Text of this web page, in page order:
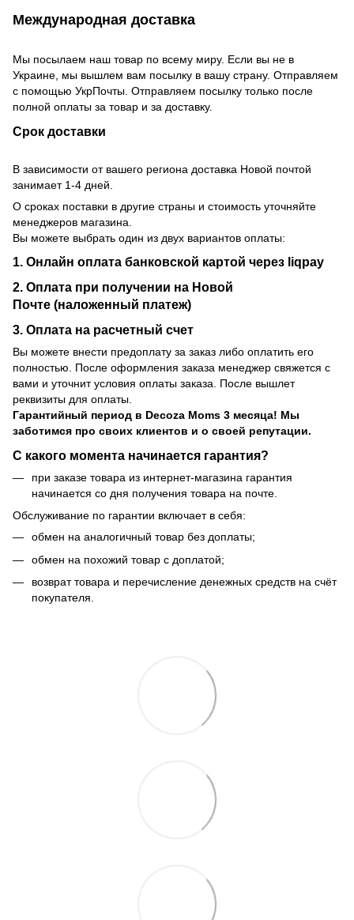
Международная доставка
Мы посылаем наш товар по всему миру. Если вы не в
Украине, мы вышлем вам посылку в вашу страну. Отправляем
с помощью УкрПочты. Отправляем посылку только после
полной оплаты за товар и за доставку.
Срок доставки
В зависимости от вашего региона доставка Новой почтой
занимает 1-4 дней.
О сроках поставки в другие страны и стоимость уточняйте
менеджеров магазина.
Вы можете выбрать один из двух вариантов оплаты:
1. Онлайн оплата банковской картой через liqpay
2. Оплата при получении на Новой
Почте (наложенный платеж)
3. Оплата на расчетный счет
Вы можете внести предоплату за заказ либо оплатить его
полностью. После оформления заказа менеджер свяжется с
вами и уточнит условия оплаты заказа. После вышлет
реквизиты для оплаты.
Гарантийный период в Decoza Moms 3 месяца! Мы
заботимся про своих клиентов и о своей репутации.
С какого момента начинается гарантия?
при заказе товара из интернет-магазина гарантия
начинается со дня получения товара на почте.
Обслуживание по гарантии включает в себя:
обмен на аналогичный товар без доплаты;
обмен на похожий товар с доплатой;
возврат товара и перечисление денежных средств на счёт
покупателя.